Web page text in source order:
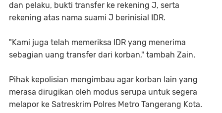
dan pelaku, bukti transfer ke rekening J, serta
rekening atas nama suami J berinisial IDR.
"Kami juga telah memeriksa IDR yang menerima
sebagian uang transfer dari korban," tambah Zain.
Pihak kepolisian mengimbau agar korban lain yang
merasa dirugikan oleh modus serupa untuk segera
melapor ke Satreskrim Polres Metro Tangerang Kota.